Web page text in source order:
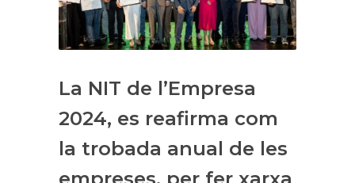
La NIT de l’Empresa
2024, es reafirma com
la trobada anual de les